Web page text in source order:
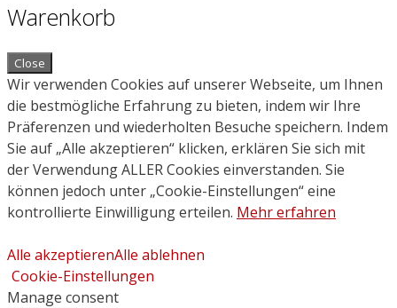
Warenkorb
Close
Wir verwenden Cookies auf unserer Webseite, um Ihnen
die bestmögliche Erfahrung zu bieten, indem wir Ihre
Präferenzen und wiederholten Besuche speichern. Indem
Sie auf „Alle akzeptieren“ klicken, erklären Sie sich mit
der Verwendung ALLER Cookies einverstanden. Sie
können jedoch unter „Cookie-Einstellungen“ eine
kontrollierte Einwilligung erteilen. Mehr erfahren
Alle akzeptierenAlle ablehnen
Cookie-Einstellungen
Manage consent